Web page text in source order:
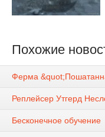
Похожие
Ферма
Реплейсер Утгерд
Бесконечное обучение